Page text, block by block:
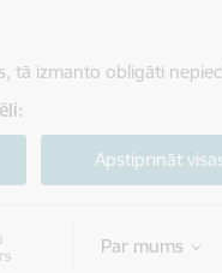
tā izmanto obligāti
Apstiprināt
Par mums